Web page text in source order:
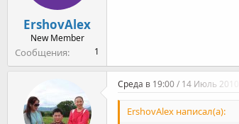
ErshovAlex
New Member
Сообщения 1
Среда в 19:00 / 14 Июль 2010г.
ErshovAlex написал(а):